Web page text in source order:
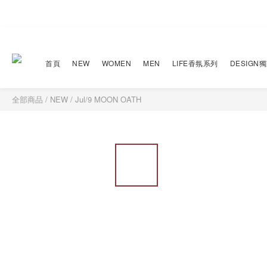
首頁 NEW WOMEN MEN LIFE香氛系列 DESIGN
全部商品 / NEW / Jul/9 MOON OATH